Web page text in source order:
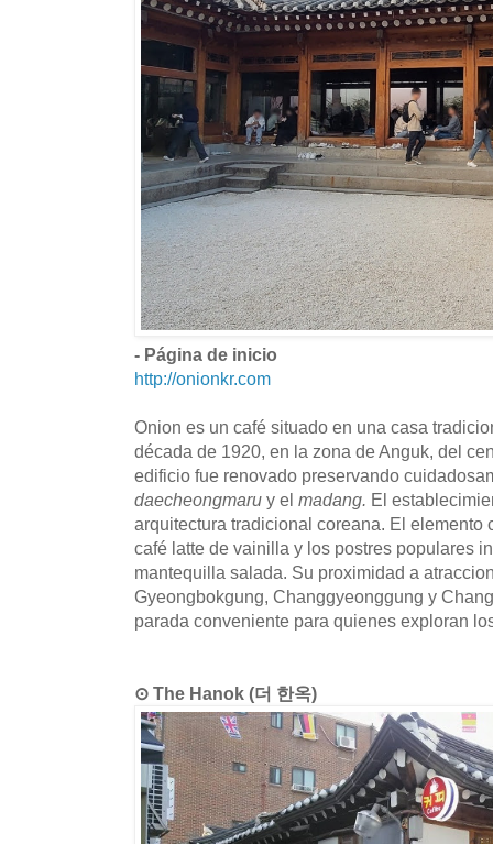
- Página de inicio
http://onionkr.com
Onion es un café situado en una casa
década de 1920, en la zona de Anguk, del
edificio fue renovado preservando
daecheongmaru y el madang. El
arquitectura tradicional coreana. El elemento
café latte de vainilla y los postres populares
mantequilla salada. Su proximidad a
Gyeongbokgung, Changgyeonggung y
parada conveniente para quienes exploran
⊙ The Hanok (더 한옥)